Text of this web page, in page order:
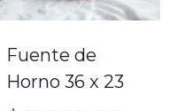
Fuente de
Horno 36 x 23